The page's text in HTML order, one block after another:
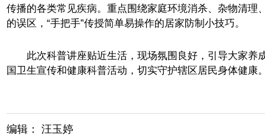
传播的各类常见疾病。重点围绕家庭环境消杀、杂物清
的误区，“手把手”传授简单易操作的居家防制小技巧。
此次科普讲座贴近生活，现场氛围良好，引导大家养
国卫生宣传和健康科普活动，切实守护辖区居民身体健康
编辑： 汪玉婷